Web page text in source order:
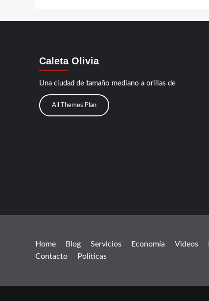
Caleta Olivia
Una ciudad de tamaño mediano a orillas de
All Themes Plan
Home Blog Servicios Economía Videos
Contacto
Politicas